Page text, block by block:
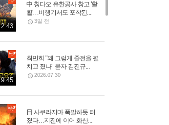
2:43
中 칭다오 유한공사 창고 '활
활'…비행기서도 포착된...
3일 전
9:45
최민희 "왜 그렇게 졸전을 펼
치고 졌나" 묻자 김진규...
2026.07.30
日 사쿠라지마 폭발하듯 터
졌다…지진에 이어 화산...